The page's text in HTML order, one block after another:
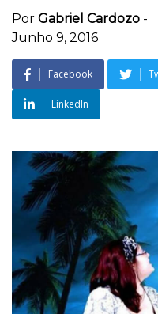
Por Gabriel Cardozo -
Junho 9, 2016
Facebook
LinkedIn